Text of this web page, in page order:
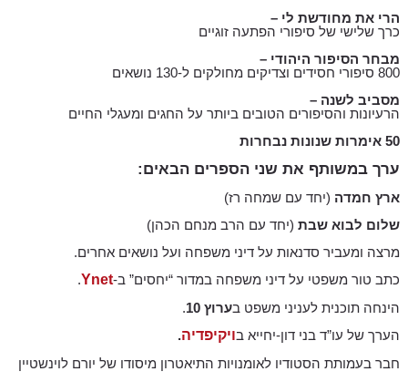
הרי את מחודשת לי –
כרך שלישי של סיפורי הפתעה זוגיים
מבחר הסיפור היהודי –
800 סיפורי חסידים וצדיקים מחולקים ל-130 נושאים
מסביב לשנה –
הרעיונות והסיפורים הטובים ביותר על החגים ומעגלי החיים
50 אימרות שנונות נבחרות
ערך במשותף את שני הספרים הבאים:
ארץ חמדה (יחד עם שמחה רז)
שלום לבוא שבת(יחד עם הרב מנחם הכהן)
מרצה ומעביר סדנאות על דיני משפחה ועל נושאים אחרים.
כתב טור משפטי על דיני משפחה במדור “יחסים” ב-Ynet
.
הינחה תוכנית לעניני משפט בערוץ 10
.
הערך של עו”ד בני דון-יחייא בויקיפדיה.
חבר בעמותת הסטודיו לאומנויות התיאטרון מיסודו של יורם לוינשטיין